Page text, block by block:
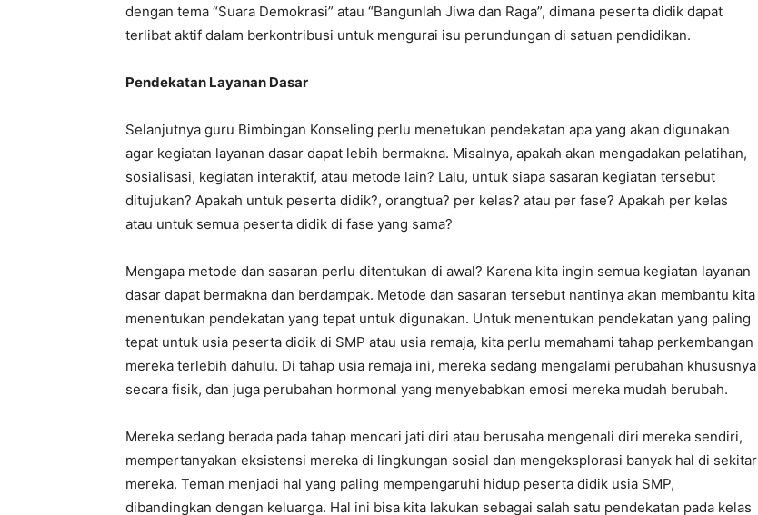
dengan tema “Suara Demokrasi” atau “Bangunlah Jiwa dan Raga”, dimana peserta didik dapat
terlibat aktif dalam berkontribusi untuk mengurai isu perundungan di satuan pendidikan.
Pendekatan Layanan Dasar
Selanjutnya guru Bimbingan Konseling perlu menetukan pendekatan apa yang akan digunakan
agar kegiatan layanan dasar dapat lebih bermakna. Misalnya, apakah akan mengadakan pelatihan,
sosialisasi, kegiatan interaktif, atau metode lain? Lalu, untuk siapa sasaran kegiatan tersebut
ditujukan? Apakah untuk peserta didik?, orangtua? per kelas? atau per fase? Apakah per kelas
atau untuk semua peserta didik di fase yang sama?
Mengapa metode dan sasaran perlu ditentukan di awal? Karena kita ingin semua kegiatan layanan
dasar dapat bermakna dan berdampak. Metode dan sasaran tersebut nantinya akan membantu kita
menentukan pendekatan yang tepat untuk digunakan. Untuk menentukan pendekatan yang paling
tepat untuk usia peserta didik di SMP atau usia remaja, kita perlu memahami tahap perkembangan
mereka terlebih dahulu. Di tahap usia remaja ini, mereka sedang mengalami perubahan khususnya
secara fisik, dan juga perubahan hormonal yang menyebabkan emosi mereka mudah berubah.
Mereka sedang berada pada tahap mencari jati diri atau berusaha mengenali diri mereka sendiri,
mempertanyakan eksistensi mereka di lingkungan sosial dan mengeksplorasi banyak hal di sekitar
mereka. Teman menjadi hal yang paling mempengaruhi hidup peserta didik usia SMP,
dibandingkan dengan keluarga. Hal ini bisa kita lakukan sebagai salah satu pendekatan pada kelas